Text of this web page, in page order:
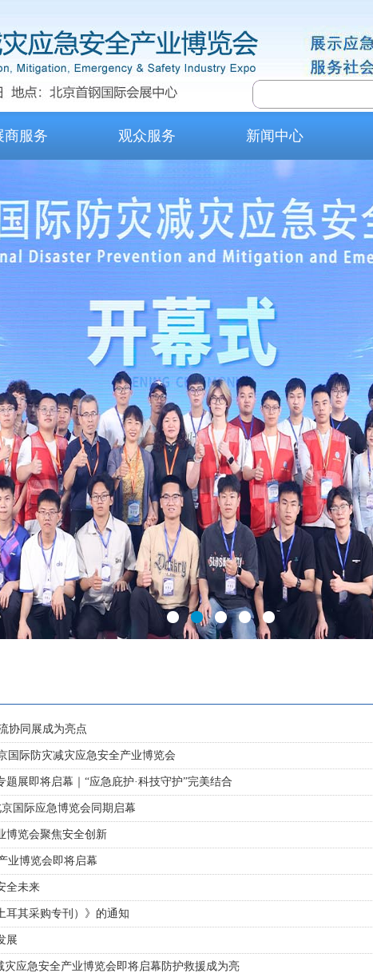
商服务 观众服务 新闻中心
协同展成为亮点
际防灾减灾应急安全产业博览会
展即将启幕｜“应急庇护·科技守护”完美结合
国际应急博览会同期启幕
博览会聚焦安全创新
业博览会即将启幕
全未来
耳其采购专刊）》的通知
展
应急安全产业博览会即将启幕防护救援成为亮